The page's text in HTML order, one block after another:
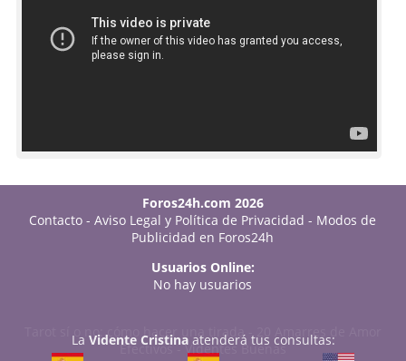
Foros24h.com 2026
Contacto -Aviso Legal y Política de Privacidad - Modos de
Publicidad en Foros24h
Usuarios Online:
No hay usuarios
Tarot sí o no: cómo hacer una tirada-
20 Amarres de Amor
Efectivos-Videntes Buenas
La Vidente Cristinaatenderá tus consultas: